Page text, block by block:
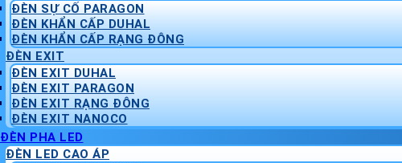
ĐÈN SỰ CỐ PARAGON
ĐÈN KHẨN CẤP DUHAL
ĐÈN KHẨN CẤP RẠNG ĐÔNG
ĐÈN EXIT
ĐÈN EXIT DUHAL
ĐÈN EXIT PARAGON
ĐÈN EXIT RẠNG ĐÔNG
ĐÈN EXIT NANOCO
ĐÈN PHA LED
ĐÈN LED CAO ÁP